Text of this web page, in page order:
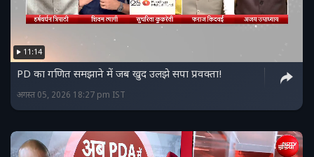
11:14
PD का गणित समझाने में जब खुद उलझे सपा प्रवक्ता!
अगस्त 05, 2026 18:27 pm IST